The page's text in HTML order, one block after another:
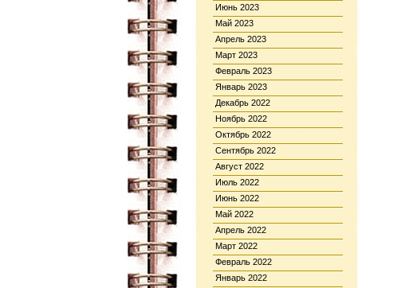
Июнь 2023
Май 2023
Апрель 2023
Март 2023
Февраль 2023
Январь 2023
Декабрь 2022
Ноябрь 2022
Октябрь 2022
Сентябрь 2022
Август 2022
Июль 2022
Июнь 2022
Май 2022
Апрель 2022
Март 2022
Февраль 2022
Январь 2022